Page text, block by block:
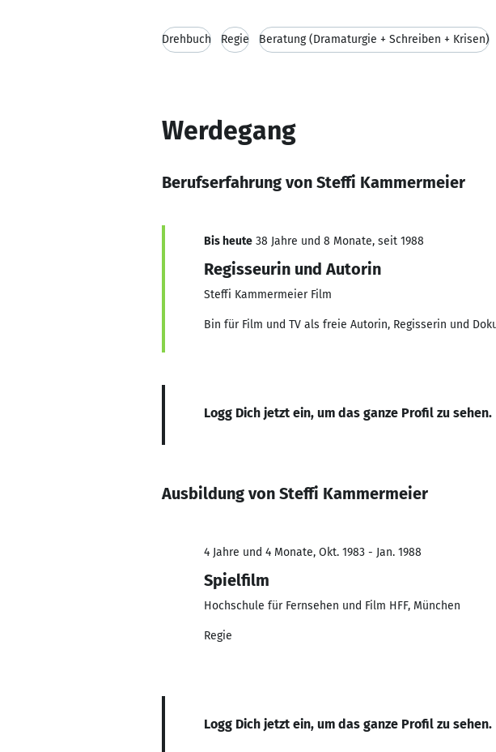
Drehbuch Regie Beratung (Dramaturgie + Schreiben + Krisen)
Werdegang
Berufserfahrung von Steffi Kammermeier
Bis heute 38 Jahre und 8 Monate, seit 1988
Regisseurin und Autorin
Steffi Kammermeier Film
Bin für Film und TV als freie Autorin, Regisserin und
Logg Dich jetzt ein, um das ganze Profil zu sehen.
Ausbildung von Steffi Kammermeier
4 Jahre und 4 Monate, Okt. 1983 - Jan. 1988
Spielfilm
Hochschule für Fernsehen und Film HFF, München
Regie
Logg Dich jetzt ein, um das ganze Profil zu sehen.